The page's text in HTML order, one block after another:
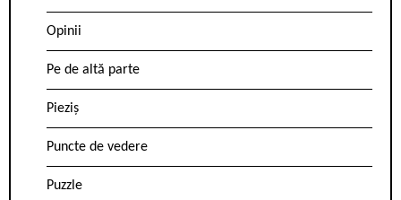
Opinii
Pe de altă parte
Pieziș
Puncte de vedere
Puzzle